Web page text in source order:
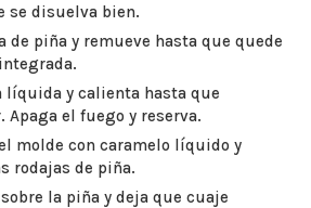
se disuelva bien.
de piña y remueve hasta que quede
líquida y calienta hasta que
Apaga el fuego y reserva.
molde con caramelo líquido y
rodajas de piña.
la piña y deja que cuaje